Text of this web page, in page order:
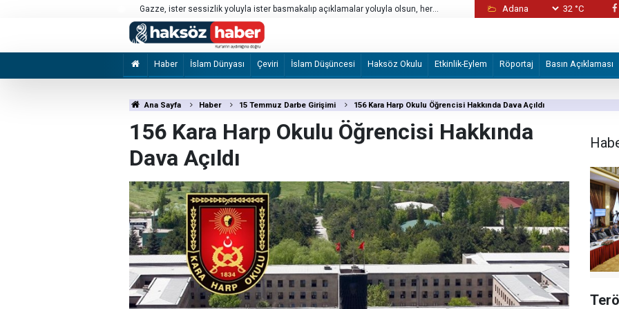
Yemen ordusu, Husilere yönelik operasyon düzenledi
“Şeytanlardan Süleyman için denize dalan
32 °C
Haber İslam Dünyası Çeviri İslam Düşüncesi Haksöz Okulu Etkinlik-Eylem Röportaj Basın Açıklaması
Ana Sayfa Haber 15 Temmuz Darbe Girişimi 156 Kara Harp Okulu Öğrencisi Hakkında Dava Açıldı
156 Kara Harp Okulu Öğrencisi Hakkında
Dava Açıldı